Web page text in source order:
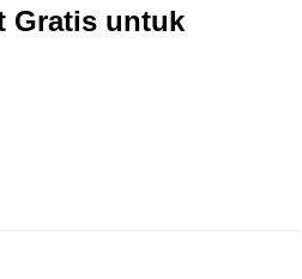
Gratis untuk